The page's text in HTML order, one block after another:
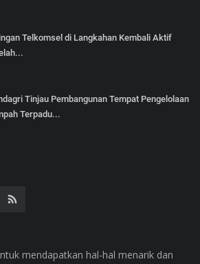
Telkomsel di Langkahan Kembali Aktif
Tinjau Pembangunan Tempat Pengelolaan
Terpadu...
mendapatkan hal-hal menarik dan